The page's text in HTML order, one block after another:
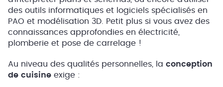
des outils informatiques et logiciels spécialisés en
PAO et modélisation 3D. Petit plus si vous avez des
connaissances approfondies en électricité,
plomberie et pose de carrelage !
Au niveau des qualités personnelles, la conception
de cuisine exige :